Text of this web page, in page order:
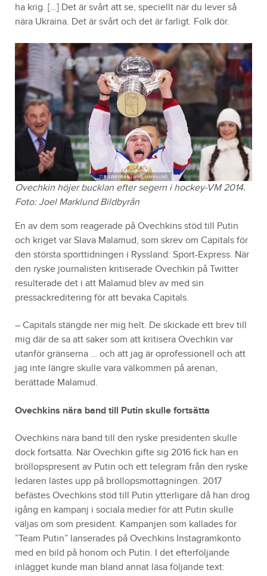
ha krig. […] Det är svårt att se, speciellt när du lever så
nära Ukraina. Det är svårt och det är farligt. Folk dör.
Ovechkin höjer bucklan efter segern i hockey-VM 2014.
Foto: Joel Marklund Bildbyrån
En av dem som reagerade på Ovechkins stöd till Putin
och kriget var Slava Malamud, som skrev om Capitals för
den största sporttidningen i Ryssland: Sport-Express. När
den ryske journalisten kritiserade Ovechkin på Twitter
resulterade det i att Malamud blev av med sin
pressackreditering för att bevaka Capitals.
– Capitals stängde ner mig helt. De skickade ett brev till
mig där de sa att saker som att kritisera Ovechkin var
utanför gränserna … och att jag är oprofessionell och att
jag inte längre skulle vara välkommen på arenan,
berättade Malamud.
Ovechkins nära band till Putin skulle fortsätta
Ovechkins nära band till den ryske presidenten skulle
dock fortsätta. När Ovechkin gifte sig 2016 fick han en
bröllopspresent av Putin och ett telegram från den ryske
ledaren lästes upp på bröllopsmottagningen. 2017
befästes Ovechkins stöd till Putin ytterligare då han drog
igång en kampanj i sociala medier för att Putin skulle
väljas om som president. Kampanjen som kallades för
”Team Putin” lanserades på Ovechkins Instagramkonto
med en bild på honom och Putin. I det efterföljande
inlägget kunde man bland annat läsa följande text: